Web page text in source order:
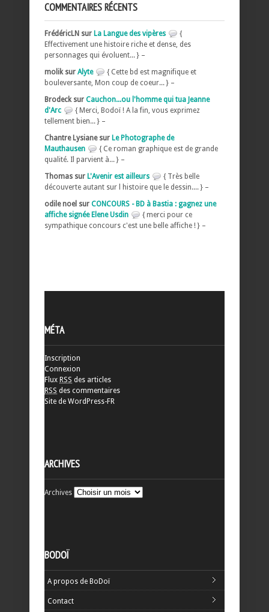
COMMENTAIRES RÉCENTS
FrédéricLN sur La Langue des vipères
{
Effectivement une histoire riche et dense, des
personnages qui évoluent... } –
molik sur Alyte
{ Cette bd est magnifique et
bouleversante, Mon coup de coeur... } –
Brodeck sur Cauchon...ou l'homme qui tua Jeanne
d'Arc
{ Merci, Bodoï ! A la fin, vous exprimez
tellement bien... } –
Chantre Lysiane sur Le Photographe de
Mauthausen
{ Ce roman graphique est de grande
qualité. Il parvient à... } –
Thomas sur L'Avenir est ailleurs
{ Très belle
découverte autant sur l histoire que le dessin.... } –
odile noel sur CONCOURS - BD à Bastia : gagnez une
affiche signée Elene Usdin
{ merci pour ce
sympathique concours c'est une belle affiche ! } –
MÉTA
Inscription
Connexion
Flux RSS des articles
RSS des commentaires
Site de WordPress-FR
ARCHIVES
Archives
BODOÏ
A propos de BoDoï
Contact